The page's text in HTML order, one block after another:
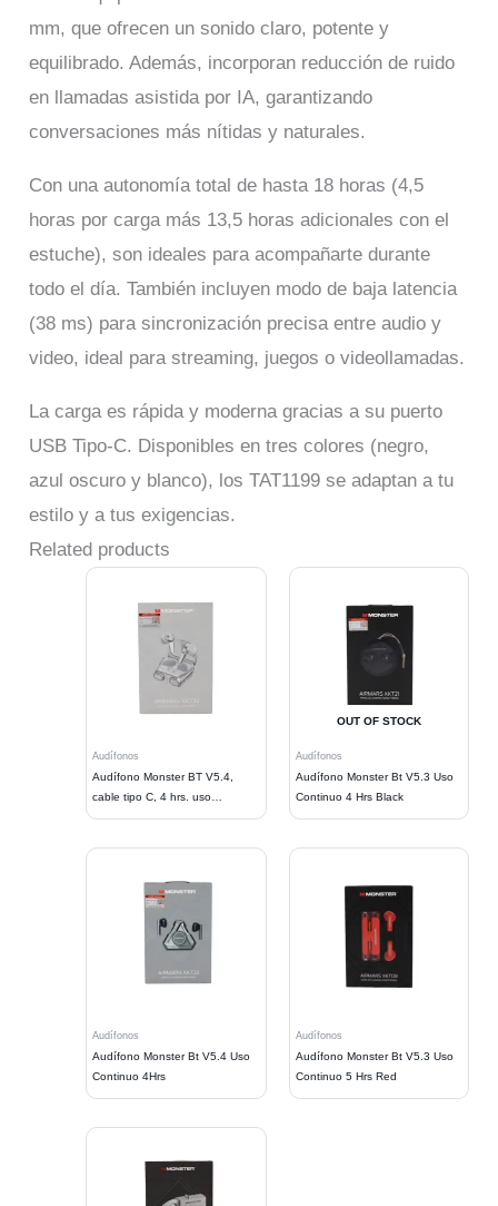
mm, que ofrecen un sonido claro, potente y
equilibrado. Además, incorporan reducción de ruido
en llamadas asistida por IA, garantizando
conversaciones más nítidas y naturales.
Con una autonomía total de hasta 18 horas (4,5
horas por carga más 13,5 horas adicionales con el
estuche), son ideales para acompañarte durante
todo el día. También incluyen modo de baja latencia
(38 ms) para sincronización precisa entre audio y
video, ideal para streaming, juegos o videollamadas.
La carga es rápida y moderna gracias a su puerto
USB Tipo-C. Disponibles en tres colores (negro,
azul oscuro y blanco), los TAT1199 se adaptan a tu
estilo y a tus exigencias.
Related products
Audífonos
Audífono Monster BT V5.4,
cable tipo C, 4 hrs. uso
continuo.
OUT OF STOCK
Audífonos
Audífono Monster Bt V5.3 Uso
Continuo 4 Hrs Black
Audífonos
Audífono Monster Bt V5.4 Uso
Continuo 4Hrs
Audífonos
Audífono Monster Bt V5.3 Uso
Continuo 5 Hrs Red